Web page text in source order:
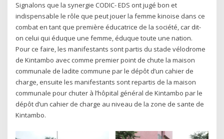
Signalons que la synergie CODIC- EDS ont jugé bon et
indispensable le rôle que peut jouer la femme kinoise dans ce
combat en tant que première éducatrice de la société, car dit-
on celui qui éduque une femme, éduque toute une nation.
Pour ce faire, les manifestants sont partis du stade vélodrome
de Kintambo avec comme premier point de chute la maison
communale de ladite commune par le dépôt d’un cahier de
charge, ensuite les manifestants sont repartis de la maison
communale pour chuter à l’hôpital général de Kintambo par le
dépôt d’un cahier de charge au niveau de la zone de sante de
Kintambo.